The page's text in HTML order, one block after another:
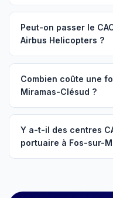
Peut-on passer le
Airbus Helicopters ?
Combien coûte une
Miramas-Clésud ?
Y a-t-il des centres
portuaire à Fos-sur-